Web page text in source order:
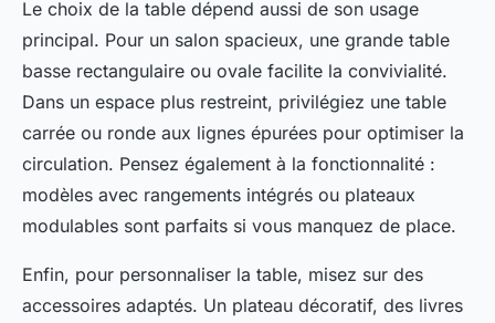
Le choix de la table dépend aussi de son usage
principal. Pour un salon spacieux, une grande table
basse rectangulaire ou ovale facilite la convivialité.
Dans un espace plus restreint, privilégiez une table
carrée ou ronde aux lignes épurées pour optimiser la
circulation. Pensez également à la fonctionnalité :
modèles avec rangements intégrés ou plateaux
modulables sont parfaits si vous manquez de place.
Enfin, pour personnaliser la table, misez sur des
accessoires adaptés. Un plateau décoratif, des livres